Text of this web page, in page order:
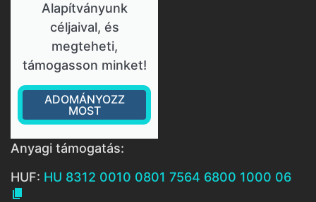
Alapítványunk
céljaival, és
megteheti,
támogasson minket!
ADOMÁNYOZZ
MOST
Anyagi támogatás:
HUF: HU 8312 0010 0801 7564 6800 1000 06
